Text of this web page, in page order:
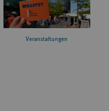
Veranstaltungen